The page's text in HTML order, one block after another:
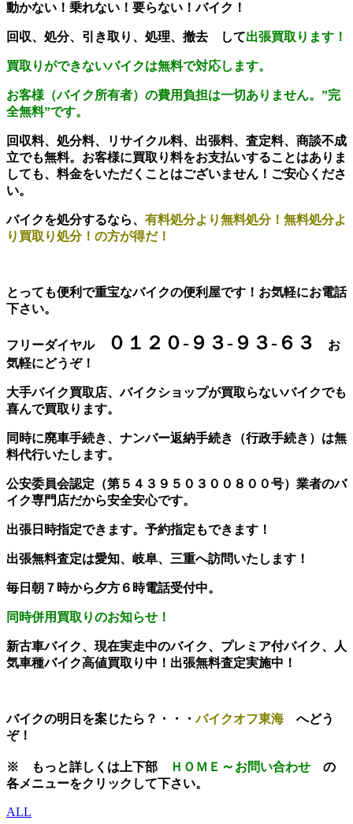
動かない！乗れない！要らない！バイク！
回収、処分、引き取り、処理、撤去 して出張買取ります！
買取りができないバイクは無料で対応します。
お客様（バイク所有者）の費用負担は一切ありません。 ”完
全無料”です。
回収料、処分料、リサイクル料、出張料、査定料、商談不成
立でも無料。お客様に買取り料をお支払いすることはありま
しても、料金をいただくことはございません！ご安心くださ
い。
バイクを処分するなら、 有料処分より無料処分！無料処分よ
り買取り処分！の方が得だ！
とっても便利で重宝なバイクの便利屋です！お気軽にお電話
下さい。
フリーダイヤル ０１２０-９３-９３-６３
お
気軽にどうぞ！
大手バイク買取店、バイクショップが買取らないバイクでも
喜んで買取ります。
同時に廃車手続き、ナンバー返納手続き（行政手続き）は無
料代行いたします。
公安委員会認定（第５４３９５０３００８００号）業者のバ
イク専門店だから安全安心です。
出張日時指定できます。予約指定もできます！
出張無料査定は愛知、岐阜、三重へ訪問いたします！
毎日朝７時から夕方６時電話受付中。
同時併用買取りのお知らせ！
新古車バイク、現在実走中のバイク、プレミア付バイク、人
気車種バイク高値買取り中！出張無料査定実施中！
バイクの明日を案じたら？・・・バイクオフ東海 へどう
ぞ！
※ もっと詳しくは上下部 ＨＯＭＥ ～ お問い合わせ の
各メニューをクリックして下さい。
ALL